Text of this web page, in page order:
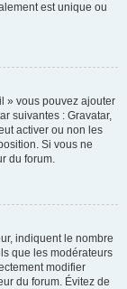
est unique ou
» vous pouvez ajouter
suivantes : Gravatar,
activer ou non les
Si vous ne
du forum.
indiquent le nombre
que les modérateurs
modifier
du forum. Évitez de